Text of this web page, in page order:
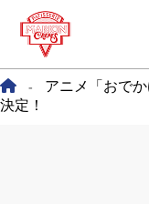
-
アニメ「おで
決定！